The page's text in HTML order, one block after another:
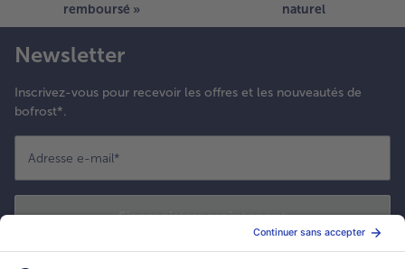
remboursé »
naturel
Newsletter
Inscrivez-vous pour recevoir les offres et les nouveautés de
bofrost*.
Adresse e-mail*
S'enregistrer maintenant